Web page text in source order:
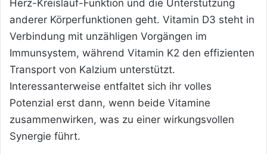
Herz-Kreislauf-Funktion und die Unterstützung
anderer Körperfunktionen geht. Vitamin D3 steht in
Verbindung mit unzähligen Vorgängen im
Immunsystem, während Vitamin K2 den effizienten
Transport von Kalzium unterstützt.
Interessanterweise entfaltet sich ihr volles
Potenzial erst dann, wenn beide Vitamine
zusammenwirken, was zu einer wirkungsvollen
Synergie führt.